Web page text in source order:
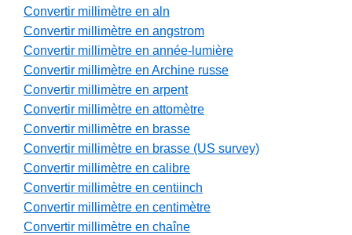
Convertir millimètre en aln
Convertir millimètre en angstrom
Convertir millimètre en année-lumière
Convertir millimètre en Archine russe
Convertir millimètre en arpent
Convertir millimètre en attomètre
Convertir millimètre en brasse
Convertir millimètre en brasse (US survey)
Convertir millimètre en calibre
Convertir millimètre en centiinch
Convertir millimètre en centimètre
Convertir millimètre en chaîne